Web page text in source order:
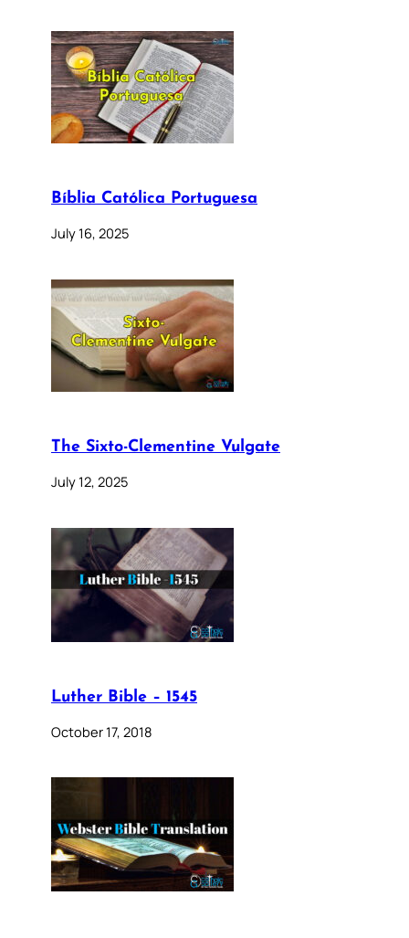
Bíblia Católica Portuguesa
July 16, 2025
The Sixto-Clementine Vulgate
July 12, 2025
Luther Bible – 1545
October 17, 2018